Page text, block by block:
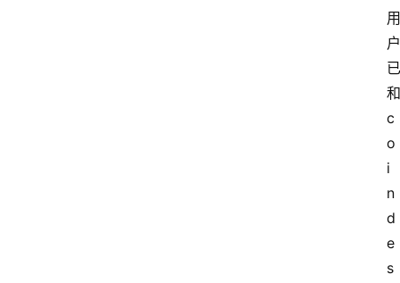
用
户
已
和
c
o
i
n
d
e
s